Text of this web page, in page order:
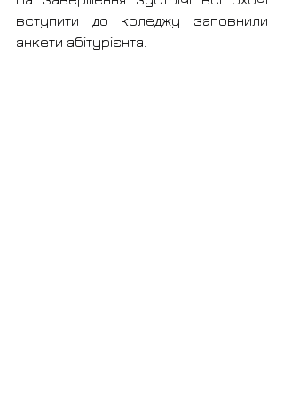
вступити до коледжу заповнили
анкети абітурієнта.